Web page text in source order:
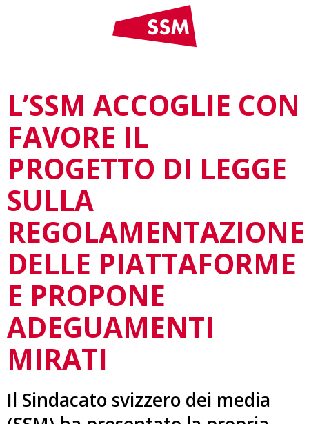
L’SSM ACCOGLIE CON
FAVORE IL
PROGETTO DI LEGGE
SULLA
REGOLAMENTAZIONE
DELLE PIATTAFORME
E PROPONE
ADEGUAMENTI
MIRATI
Il Sindacato svizzero dei media